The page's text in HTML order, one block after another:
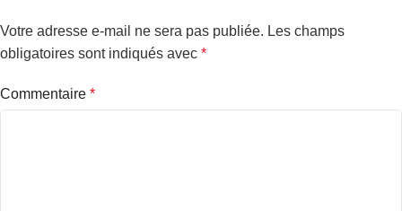
Votre adresse e-mail ne sera pas publiée. Les champs
obligatoires sont indiqués avec *
Commentaire *